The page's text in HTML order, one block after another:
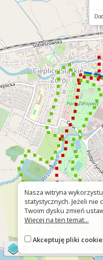
Nasza witryna
statystycznych. Jeżeli nie
Twoim dysku zmień
Więcej na ten temat...
Akceptuję pliki